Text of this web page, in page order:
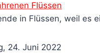
Flüssen
in Flüssen, weil es
24. Juni 2022